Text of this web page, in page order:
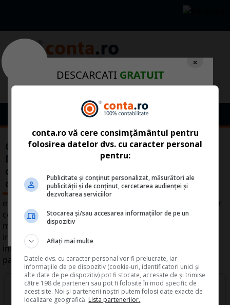
Ce inseamna Articolul contabil compus.
Definitie, ce este si ultimele noutati
contabile cu privire la Articolul contabil
compus
este format din mai multe conturi debitoare si un singur
cont creditor sau invers, dintr-un singur cont debitor si
mai multe conturi creditoare. Asemenea articole se
intocmesc in cazul cand operatiile economice
influenteaza, in acelasi timp, mai multe elemente
patrimoniale.
×
DESCARCATI GRATUIT
Raportul Special
"Principalele NOUTATI CONTABILE din
2026. Exemple practice"
Da, vreau informatii despre produsele
Rentrop&Straton. Sunt de acord ca datele
personale sa fie prelucrate conform
conta.ro vă cere consimțământul pentru
folosirea datelor dvs. cu caracter personal
pentru:
Publicitate și conținut personalizat, măsurători ale
publicității și de conținut, cercetarea audienței și
dezvoltarea serviciilor
Stocarea și/sau accesarea informațiilor de pe un
dispozitiv
Aflați mai multe
Datele dvs. cu caracter personal vor fi prelucrate, iar
informațiile de pe dispozitiv (cookie-uri, identificatori unici și
alte date de pe dispozitiv) pot fi stocate, accesate de și trimise
către 198 de parteneri sau pot fi folosite în mod specific de
acest site. Noi și partenerii noștri putem folosi date exacte de
localizare geografică. Lista partenerilor.